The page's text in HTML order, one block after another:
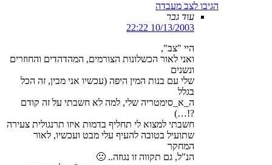
הגיבו לצב מעבדה
עוד גבר
10/13/2003 22:22
היי "צב",
ואני לאור הכשלונות הצורמים, המהדהדים והחוזרים
ונשנים
שלי עם בנות המין היפה (עכשיו אני מבין, זה הכל
בגלל
ה_א_סימטריה שלי, למה לא חשבתי על זה קודם
?!…)
חשבתי למצוא לי תחליף בדמות איזו תרנגולית צעירה
שתועיל בטובה להעיף עלי מבט ועכשיו, לאור
המחקר
הנ"ל, גם תקווה זו נגוזה.. 🙁